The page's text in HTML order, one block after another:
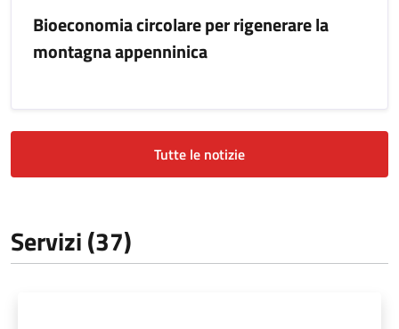
Bioeconomia circolare per rigenerare la
montagna appenninica
Tutte le notizie
Servizi (37)